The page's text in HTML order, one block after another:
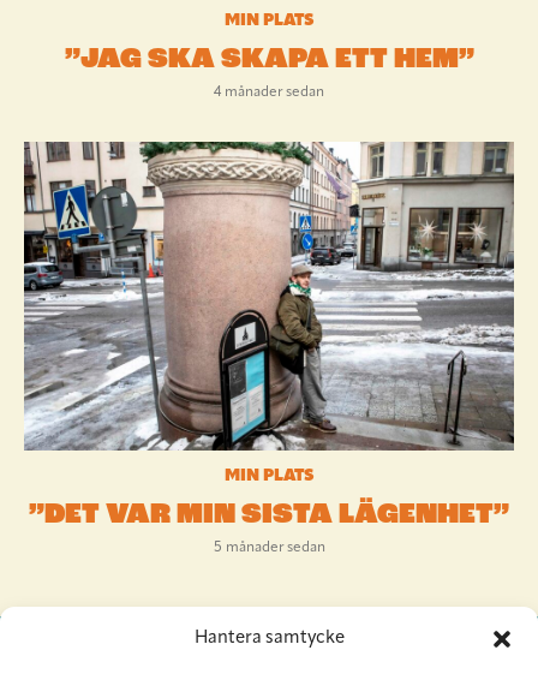
Hantera samtycke
MIN PLATS
”JAG SKA SKAPA ETT HEM”
4 månader sedan
MIN PLATS
”DET VAR MIN SISTA LÄGENHET”
5 månader sedan